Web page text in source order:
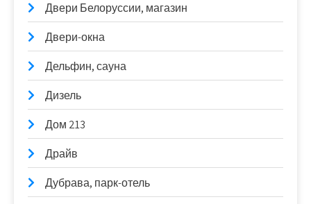
Двери Белоруссии, магазин
Двери-окна
Дельфин, сауна
Дизель
Дом 213
Драйв
Дубрава, парк-отель